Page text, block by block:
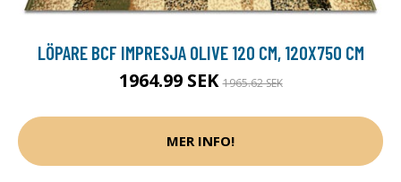
LÖPARE BCF IMPRESJA OLIVE 120 CM, 120X750 CM
1964.99 SEK1965.62 SEK
MER INFO!